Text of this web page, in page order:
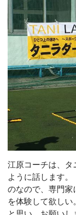
江原コーチは、タ
ように話します
のなので、専門家
を体験して欲し